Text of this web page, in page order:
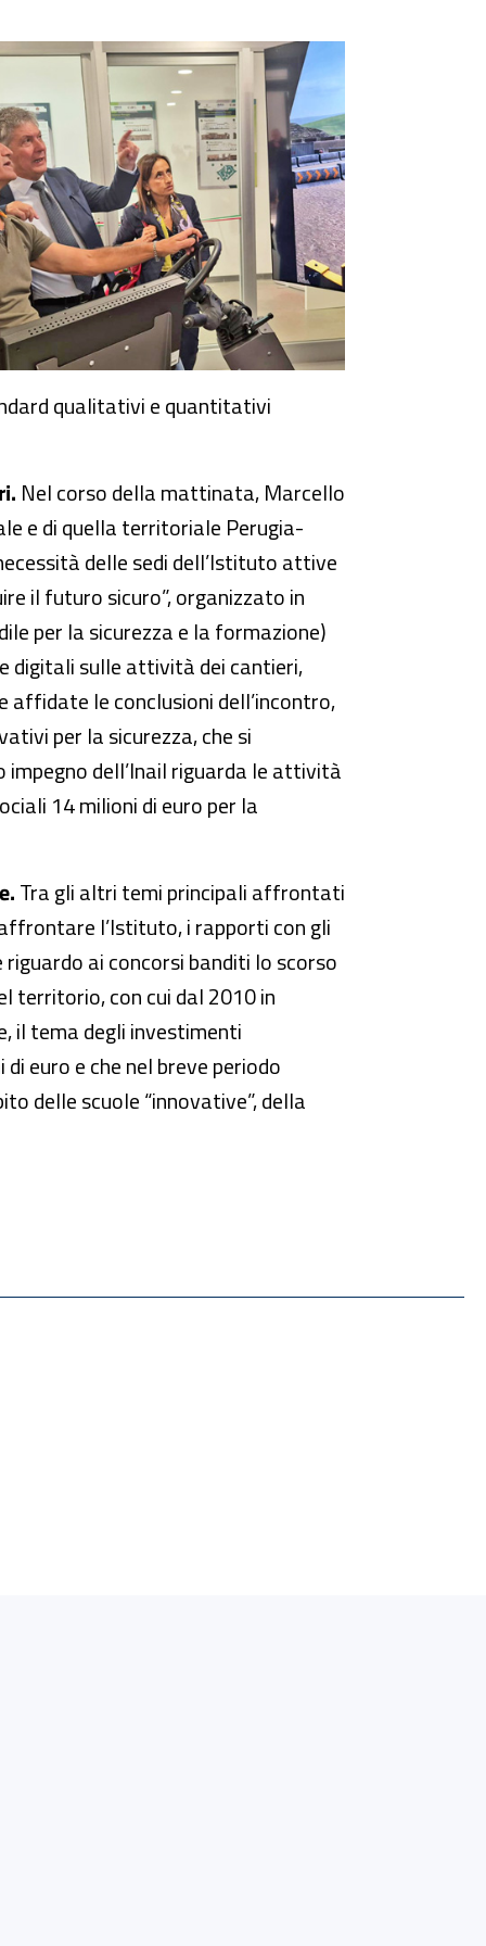
qualitativi e quantitativi
Nel corso della mattinata, Marcello
e di quella territoriale Perugia-
delle sedi dell’Istituto attive
il futuro sicuro”, organizzato in
per la sicurezza e la formazione)
digitali sulle attività dei cantieri,
le conclusioni dell’incontro,
per la sicurezza, che si
dell’Inail riguarda le attività
14 milioni di euro per la
Tra gli altri temi principali affrontati
l’Istituto, i rapporti con gli
ai concorsi banditi lo scorso
territorio, con cui dal 2010 in
il tema degli investimenti
euro e che nel breve periodo
delle scuole “innovative”, della